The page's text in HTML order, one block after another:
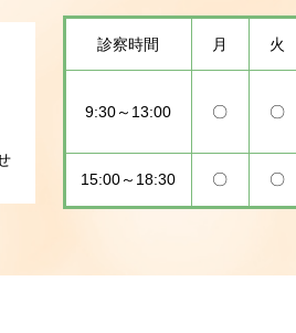
診察時間 月 火
9:30～13:00 〇 〇
15:00～18:30 〇 〇